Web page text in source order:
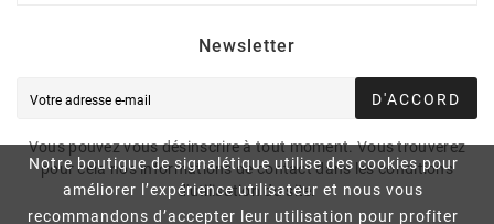
Notre boutique de signalétique utilise des cookies pour
améliorer l’expérience utilisateur et nous vous
recommandons d’accepter leur utilisation pour profiter
Newsletter
D'ACCORD
Vous pouvez vous désinscrire à tout moment. Vous trouverez
pour cela nos informations de contact dans les conditions
d'utilisation du site.